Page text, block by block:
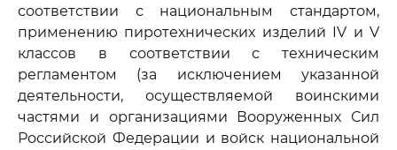
соответствии с национальным стандартом,
применению пиротехнических изделий IV и V
классов в соответствии с техническим
регламентом (за исключением указанной
деятельности, осуществляемой воинскими
частями и организациями Вооруженных Сил
Российской Федерации и войск национальной